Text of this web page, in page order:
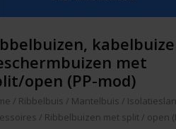
met
open (PP-mod)
/ Ribbelbuis / Mantelbuis /
/ Ribbelbuizen met split / open